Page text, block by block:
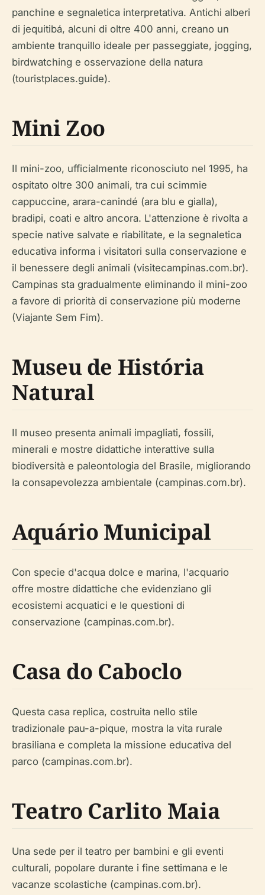
panchine e segnaletica interpretativa. Antichi alberi
di jequitibá, alcuni di oltre 400 anni, creano un
ambiente tranquillo ideale per passeggiate, jogging,
birdwatching e osservazione della natura
(touristplaces.guide).
Mini Zoo
Il mini-zoo, ufficialmente riconosciuto nel 1995, ha
ospitato oltre 300 animali, tra cui scimmie
cappuccine, arara-canindé (ara blu e gialla),
bradipi, coati e altro ancora. L'attenzione è rivolta a
specie native salvate e riabilitate, e la segnaletica
educativa informa i visitatori sulla conservazione e
il benessere degli animali (visitecampinas.com.br).
Campinas sta gradualmente eliminando il mini-zoo
a favore di priorità di conservazione più moderne
(Viajante Sem Fim).
Museu de História
Natural
Il museo presenta animali impagliati, fossili,
minerali e mostre didattiche interattive sulla
biodiversità e paleontologia del Brasile, migliorando
la consapevolezza ambientale (campinas.com.br).
Aquário Municipal
Con specie d'acqua dolce e marina, l'acquario
offre mostre didattiche che evidenziano gli
ecosistemi acquatici e le questioni di
conservazione (campinas.com.br).
Casa do Caboclo
Questa casa replica, costruita nello stile
tradizionale pau-a-pique, mostra la vita rurale
brasiliana e completa la missione educativa del
parco (campinas.com.br).
Teatro Carlito Maia
Una sede per il teatro per bambini e gli eventi
culturali, popolare durante i fine settimana e le
vacanze scolastiche (campinas.com.br).